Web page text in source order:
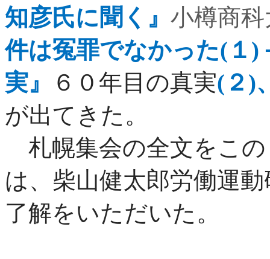
知彦氏に聞く』 小樽商
件は冤罪でなかった( １ )
実』
６０年目の真実( ２ )
が出てきた。
札幌集会の全文をこ
は、柴山健太郎労働運
了解をいただいた。